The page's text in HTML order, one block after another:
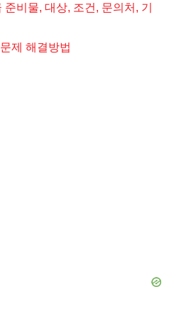
비물, 대상, 조건, 문의처, 기
제 해결방법